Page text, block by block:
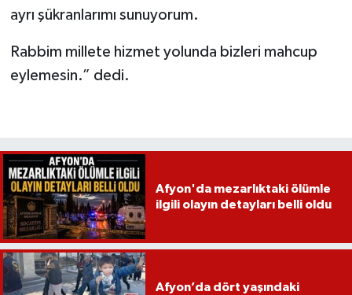
ayrı şükranlarımı sunuyorum.
Rabbim millete hizmet yolunda bizleri mahcup
eylemesin.” dedi.
Afyon'da mezarlıktaki ölümle
ilgili olayın detayları belli oldu
Afyon’da dört yaşındaki